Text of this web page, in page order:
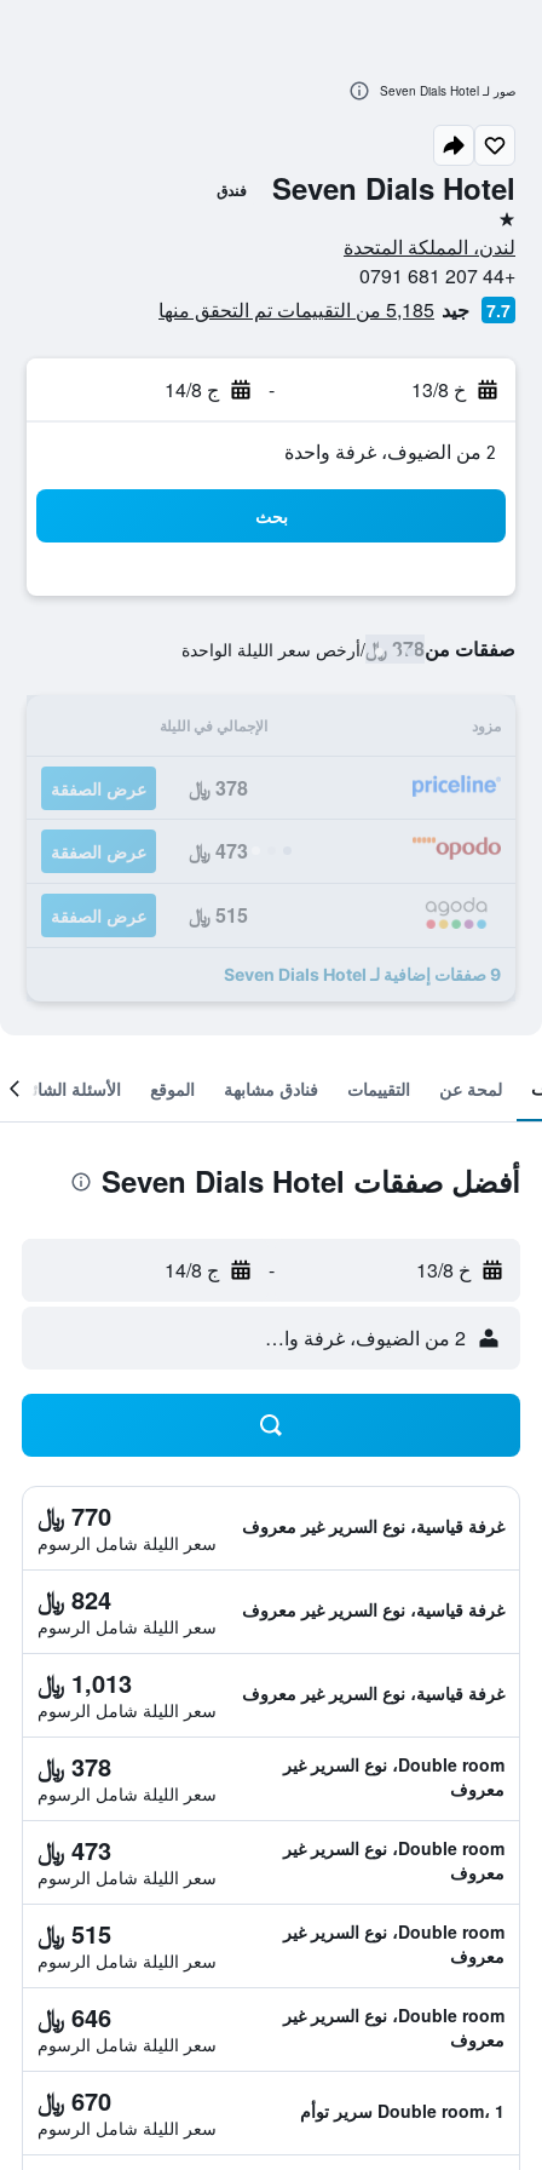
Seven Dials Hotel فندق
نجمة واحدة
لندن، المملكة المتحدة
+44 207 681 0791
7.7 جيد 5,185 من التقييمات تم التحقق منها
خ 13/8 - ج 14/8
2 من الضيوف، غرفة واحدة
بحث
صفقات من378 ﷼ /أرخص سعر الليلة الواحدة
مزود الإجمالي في الليلة
378 ﷼ عرض الصفقة
473 ﷼ عرض الصفقة
515 ﷼ عرض الصفقة
9 صفقات إضافية لـ Seven Dials Hotel
صور لـ Seven Dials Hotel
لمحة عن التقييمات فنادق مشابهة الموقع الأسئلة الشائعة
أفضل صفقات Seven Dials Hotel
خ 13/8 - ج 14/8
2 من الضيوف، غرفة واحدة
غرفة قياسية، نوع السرير غير معروف 770 ﷼
سعر الليلة شامل الرسوم
غرفة قياسية، نوع السرير غير معروف 824 ﷼
سعر الليلة شامل الرسوم
غرفة قياسية، نوع السرير غير معروف 1,013 ﷼
سعر الليلة شامل الرسوم
Double room، نوع السرير غير
معروف
378 ﷼
سعر الليلة شامل الرسوم
Double room، نوع السرير غير
معروف
473 ﷼
سعر الليلة شامل الرسوم
Double room، نوع السرير غير
معروف
515 ﷼
سعر الليلة شامل الرسوم
Double room، نوع السرير غير
معروف
646 ﷼
سعر الليلة شامل الرسوم
Double room، 1 سرير توأم 670 ﷼
سعر الليلة شامل الرسوم